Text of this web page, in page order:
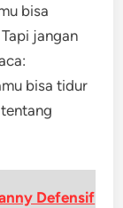
bisa
jangan
bisa tidur
Defensif